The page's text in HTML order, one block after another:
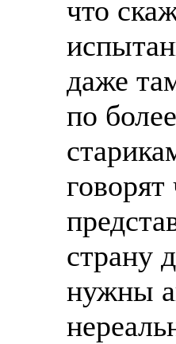
что
даже
по
страну
нужны